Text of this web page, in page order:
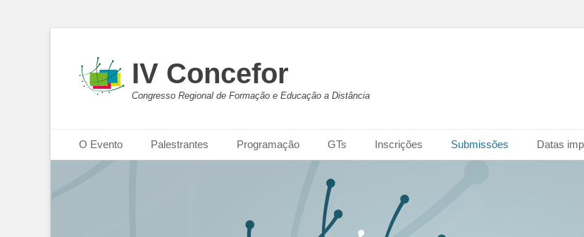
IV Concefor
Congresso Regional de Formação e Educação a Distância
Menu principal
para
O Evento Palestrantes Programação GTs Inscrições Submissões Datas